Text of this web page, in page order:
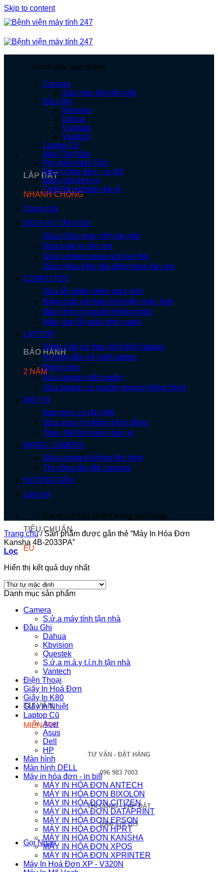
Skip to content
LẮP ĐẶT
NHANH CHÓNG
BẢO HÀNH
2 NĂM
TIÊU CHUẨN
EU
TƯ VẤN
MIỄN PHÍ
TƯ VẤN - ĐẶT HÀNG
096 983 7003
THI CÔNG - LẮP ĐẶT
0906 670 205
Gọi Ngay
Danh mục sản phẩm
Camera
Sửa máy tính tận nhà
Đầu Ghi
Kbvision
Dahua
Questek
Vantech
Laptop Cũ
Máy Tính Bàn
Phụ Kiện Máy Tính
Máy in hóa đơn – in bill
Bảng giá dịch vụ
Thiết kế website giá rẻ
Trang chủ
DỊCH VỤ TẬN NƠI
Sửa chữa máy tính tại nhà
Sửa máy in tận nơi
Sửa camera quan sát tại nhà
Sửa chữa tổng đài điện thoại tận nơi
COMPUTER
Sửa lỗi phần mềm máy tính
Nâng cấp và thay linh kiện máy tính
Máy tính có nguồn không hình
Máy tính lỗi màn hình xanh
LAPTOP
Nâng cấp và thay linh kiện laptop
Hướng dẫn vệ sinh laptop
Đóng chip
Sửa laptop mất nguồn
Sửa laptop có nguồn nhưng không hình
MÁY IN
Nạp mực in tận nhà
Sửa máy in không khởi động
Thay thế linh kiện máy in
MẠNG, CAMERA
Sửa camera không lên hình
Thi công lắp đặt camera
HƯỚNG DẪN
Liên Hệ
Chưa có sản phẩm trong giỏ hàng.
Trang chủ /Sản phẩm được gắn thẻ “Máy In Hóa Đơn
Kansha 4B-2033PA”
Lọc
Hiển thị kết quả duy nhất
Danh mục sản phẩm
Camera
S.ử.a máy tính tận nhà
Đầu Ghi
Dahua
Kbvision
Questek
S.ử.a m.á.y t.í.n.h tận nhà
Vantech
Điện Thoại
Giấy In Hoá Đơn
Giấy In K80
Giấy In Nhiệt
Laptop Cũ
Acer
Asus
Dell
HP
Màn hình
Màn hình DELL
Máy in hóa đơn - in bill
MÁY IN HÓA ĐƠN ANTECH
MÁY IN HÓA ĐƠN BIXOLON
MÁY IN HÓA ĐƠN CITIZEN
MÁY IN HÓA ĐƠN DATAPRINT
MÁY IN HÓA ĐƠN EPSON
MÁY IN HÓA ĐƠN HPRT
MÁY IN HÓA ĐƠN KANSHA
MÁY IN HÓA ĐƠN XPOS
MÁY IN HÓA ĐƠN XPRINTER
Máy In Hoá Đơn XP - V320N